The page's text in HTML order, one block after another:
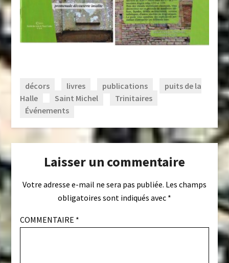
décors livres publications
puits de la
Halle
Saint Michel
Trinitaires
Événements
Laisser un commentaire
Votre adresse e-mail ne sera pas publiée. Les champs
obligatoires sont indiqués avec *
COMMENTAIRE *